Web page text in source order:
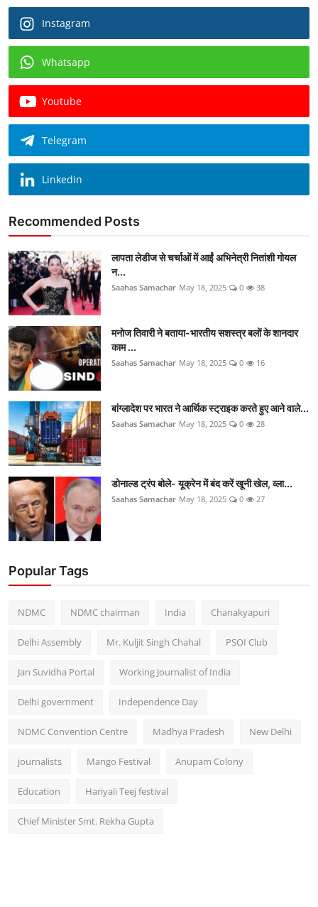
Instagram
Whatsapp
Youtube
Telegram
Linkedin
Recommended Posts
लापता लेडीज से चर्चाओं में आईं अभिनेत्री नितांशी गोयल
न...
Saahas Samachar May 18, 2025 0 38
मनोज तिवारी ने बताया-भारतीय सशस्त्र बलों के शानदार
काम ...
Saahas Samachar May 18, 2025 0 16
बांग्लादेश पर भारत ने आर्थिक स्ट्राइक करते हुए आने वाले...
Saahas Samachar May 18, 2025 0 28
डोनाल्ड ट्रंप बोले- यूक्रेन में बंद करें खूनी खेल, व्ला...
Saahas Samachar May 18, 2025 0 27
Popular Tags
NDMC NDMC chairman India Chanakyapuri
Delhi Assembly Mr. Kuljit Singh Chahal PSOI Club
Jan Suvidha Portal Working Journalist of India
Delhi government Independence Day
NDMC Convention Centre Madhya Pradesh New Delhi
journalists Mango Festival Anupam Colony
Education Hariyali Teej festival
Chief Minister Smt. Rekha Gupta